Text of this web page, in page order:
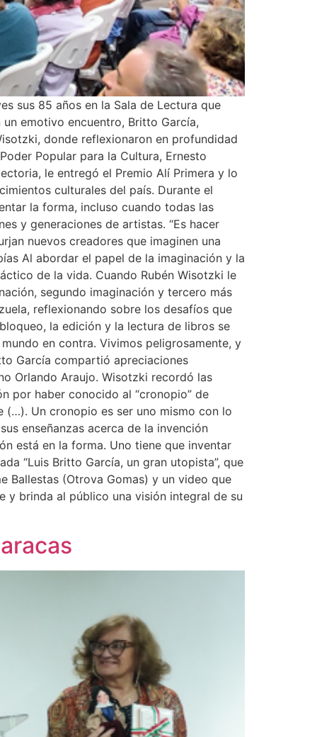
sus 85 años en la Sala de Lectura que
emotivo encuentro, Britto García,
donde reflexionaron en profundidad
Popular para la Cultura, Ernesto
le entregó el Premio Alí Primera y lo
culturales del país. Durante el
la forma, incluso cuando todas las
y generaciones de artistas. “Es hacer
nuevos creadores que imaginen una
Al abordar el papel de la imaginación y la
de la vida. Cuando Rubén Wisotzki le
segundo imaginación y tercero más
reflexionando sobre los desafíos que
la edición y la lectura de libros se
en contra. Vivimos peligrosamente, y
García compartió apreciaciones
Orlando Araujo. Wisotzki recordó las
por haber conocido al “cronopio” de
(…). Un cronopio es ser uno mismo con lo
enseñanzas acerca de la invención
está en la forma. Uno tiene que inventar
“Luis Britto García, un gran utopista”, que
Ballestas (Otrova Gomas) y un video que
y brinda al público una visión integral de su